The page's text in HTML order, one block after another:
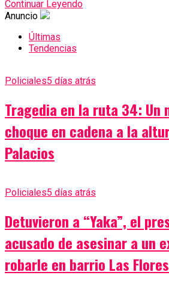
Continuar Leyendo
Anuncio
Últimas
Tendencias
Policiales5 días atrás
Tragedia en la ruta 34: Un
choque en cadena a la
Palacios
Policiales5 días atrás
Detuvieron a “Yaka”, el
acusado de asesinar a un
robarle en barrio Las